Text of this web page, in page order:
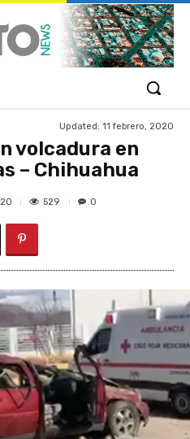
Updated: 11 febrero, 2020
volcadura en
– Chihuahua
529 0